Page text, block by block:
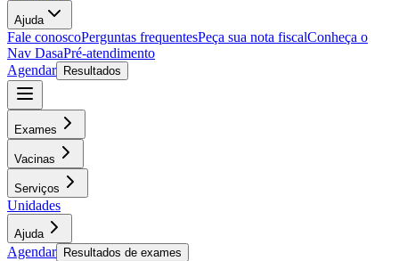
Ajuda
Fale conoscoPerguntas frequentesPeça sua nota fiscalConheça o
Nav DasaPré-atendimento
Agendar
Resultados
Exames
Vacinas
Serviços
Unidades
Ajuda
Agendar Resultados de exames